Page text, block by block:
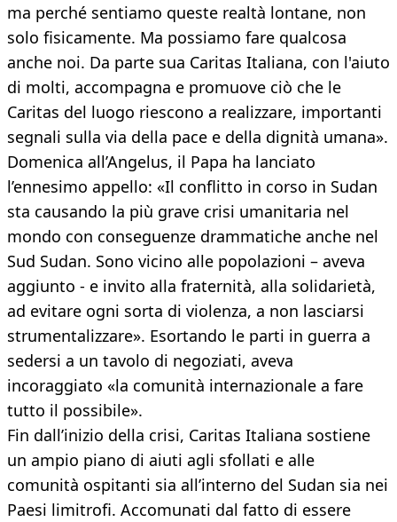
ma perché sentiamo queste realtà lontane, non
solo fisicamente. Ma possiamo fare qualcosa
anche noi. Da parte sua Caritas Italiana, con l'aiuto
di molti, accompagna e promuove ciò che le
Caritas del luogo riescono a realizzare, importanti
segnali sulla via della pace e della dignità umana».
Domenica all’Angelus, il Papa ha lanciato
l’ennesimo appello: «Il conflitto in corso in Sudan
sta causando la più grave crisi umanitaria nel
mondo con conseguenze drammatiche anche nel
Sud Sudan. Sono vicino alle popolazioni – aveva
aggiunto - e invito alla fraternità, alla solidarietà,
ad evitare ogni sorta di violenza, a non lasciarsi
strumentalizzare». Esortando le parti in guerra a
sedersi a un tavolo di negoziati, aveva
incoraggiato «la comunità internazionale a fare
tutto il possibile».
Fin dall’inizio della crisi, Caritas Italiana sostiene
un ampio piano di aiuti agli sfollati e alle
comunità ospitanti sia all’interno del Sudan sia nei
Paesi limitrofi. Accomunati dal fatto di essere